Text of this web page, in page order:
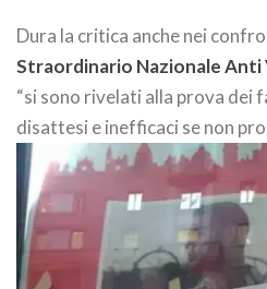
Dura la critica anche nei
Straordinario Nazionale Anti
“si sono rivelati alla prova dei
disattesi e inefficaci se non